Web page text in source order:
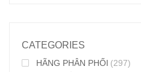
CATEGORIES
HÃNG PHÂN PHỐI (297)